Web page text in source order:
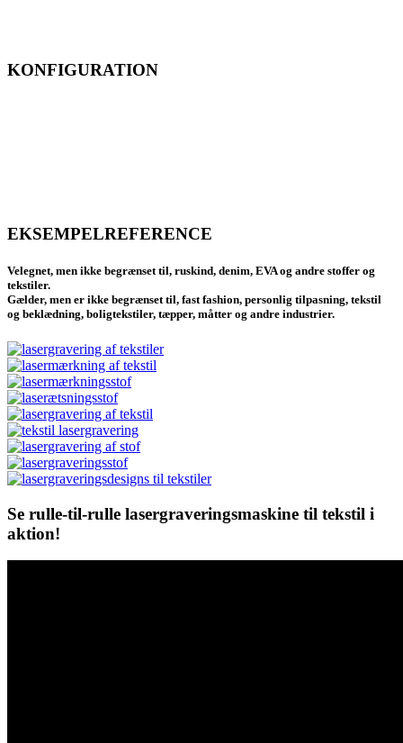
KONFIGURATION
EKSEMPELREFERENCE
Velegnet, men ikke begrænset til, ruskind, denim, EVA og andre stoffer og
tekstiler.
Gælder, men er ikke begrænset til, fast fashion, personlig tilpasning, tekstil
og beklædning, boligtekstiler, tæpper, måtter og andre industrier.
Se rulle-til-rulle lasergraveringsmaskine til tekstil i
aktion!